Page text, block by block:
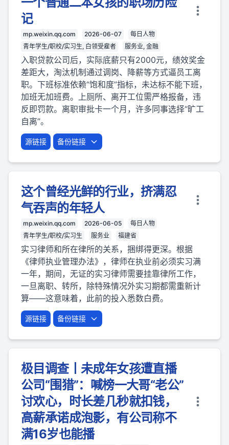
记
mp.weixin.qq.com 2026-06-07
每日人物
青年学生/职校/实习生, 白领受雇者
服务业, 金融
入职贷款公司后，实际底薪只有2000元，绩效奖金
差距大，淘汰机制通过调岗、降薪等方式逼员工离
职。下班标准依赖“饱和度”指标，未达标不能下班，
加班无加班费。上厕所、离开工位需严格报备，违
反即罚款。离职审批卡一个月，许多同事选择“旷工
自离”。
源链接 备份链接
这个曾经光鲜的行业，挤满忍
气吞声的年轻人
mp.weixin.qq.com 2026-06-05
每日人物
青年学生/职校/实习生
服务业 福建省
实习律师和所在律所的关系，捆绑得更深。根据
《律师执业管理办法》，律师在执业前必须实习满
一年，期间，无证的实习律师需要挂靠律所工作，
一旦离职、转所，除特殊情况外实习期都需重新计
算——这意味着，此前的投入悉数白费。
源链接 备份链接
极目调查丨未成年女孩遭直播
公司“围猎”：喊榜一大哥“老公”
讨欢心，时长差几秒就扣钱，
高薪承诺成泡影，有公司称不
满16岁也能播